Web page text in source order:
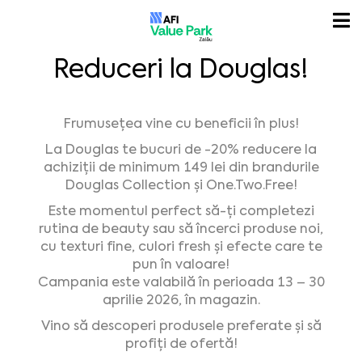
Reduceri la Douglas!
Frumusețea vine cu beneficii în plus!
La Douglas te bucuri de -20% reducere la
achiziții de minimum 149 lei din brandurile
Douglas Collection și One.Two.Free!
Este momentul perfect să-ți completezi
rutina de beauty sau să încerci produse noi,
cu texturi fine, culori fresh și efecte care te
pun în valoare!
Campania este valabilă în perioada 13 – 30
aprilie 2026, în magazin.
Vino să descoperi produsele preferate și să
profiți de ofertă!